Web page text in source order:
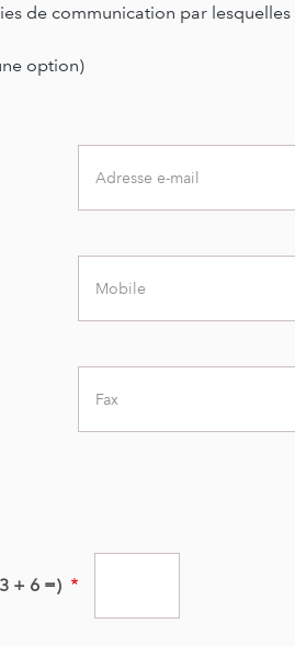
de communication par
option)
Email
Mobile
Fax
+ 6 =)